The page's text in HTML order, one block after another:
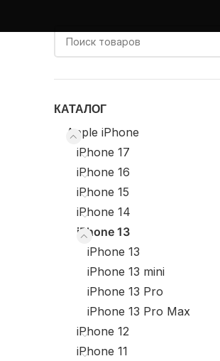
КАТАЛОГ
Apple iPhone
iPhone 17
iPhone 16
iPhone 15
iPhone 14
iPhone 13
iPhone 13
iPhone 13 mini
iPhone 13 Pro
iPhone 13 Pro Max
iPhone 12
iPhone 11